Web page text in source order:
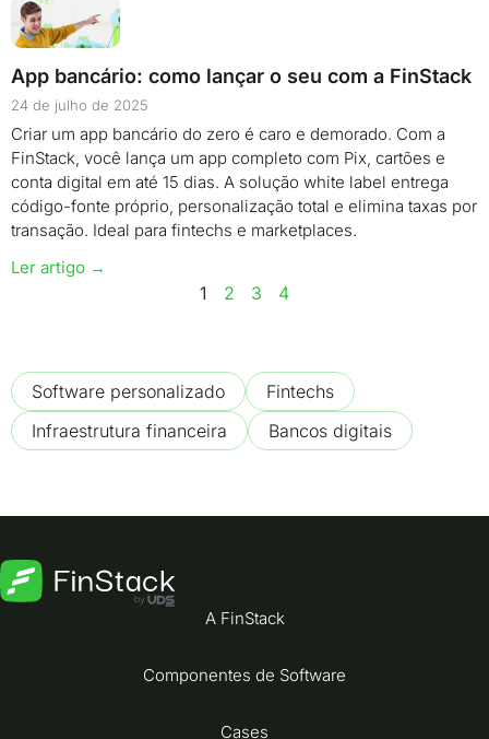
App bancário: como lançar o seu com a FinStack
24 de julho de 2025
Criar um app bancário do zero é caro e demorado. Com a
FinStack, você lança um app completo com Pix, cartões e
conta digital em até 15 dias. A solução white label entrega
código-fonte próprio, personalização total e elimina taxas por
transação. Ideal para fintechs e marketplaces.
Ler artigo →
1 2 3 4
Software personalizado
Fintechs
Infraestrutura financeira
Bancos digitais
A FinStack
Componentes de Software
Cases